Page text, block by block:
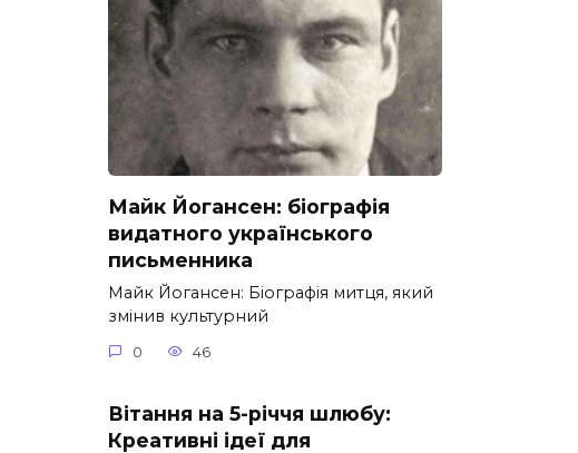
Майк Йогансен: біографія
видатного українського
письменника
Майк Йогансен: Біографія митця, який
змінив культурний
0 46
Вітання на 5-річчя шлюбу:
Креативні ідеї для